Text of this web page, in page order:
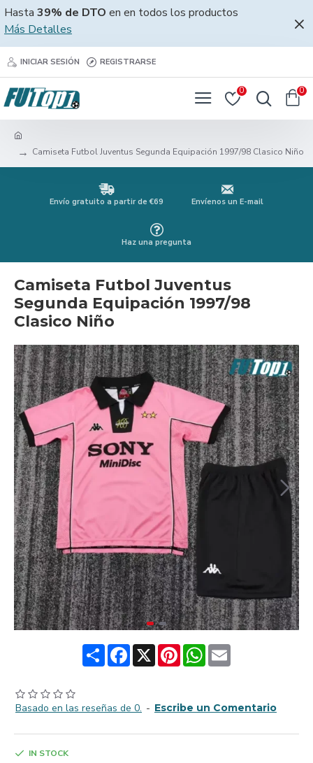
Hasta 39% de DTO en en todos los productos
Más Detalles
INICIAR SESIÓN REGISTRARSE
0 0
Camiseta Futbol Juventus Segunda Equipación 1997/98 Clasico Niño
Envío gratuito a partir de €69 Envíenos un E-mail
Haz una pregunta
Camiseta Futbol Juventus
Segunda Equipación 1997/98
Clasico Niño
ShareFacebook
X PinterestWhatsApp
Email
Basado en las reseñas de 0. - Escribe un Comentario
IN STOCK